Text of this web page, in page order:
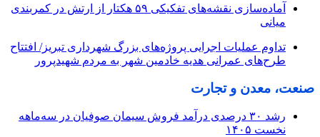
آماده‌سازی نقشه‌های تفکیکی ۵۹ هکتار از ارتش در کمربندی
میانی
تداوم عملیات اجرایی پروژه‌های بزرگ شهرداری تبریز/ افتتاح
طرح‌های عمرانی هدیه خادمین شهر به مردم شهیدپرور
صنعت، معدن و تجارت
رشد ۳۰ درصدی درآمد فروش سیمان صوفیان در سه‌ماهه
نخست ۱۴۰۵